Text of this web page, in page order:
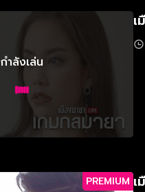
กำลังเล่น
เ
PREMIUM เ